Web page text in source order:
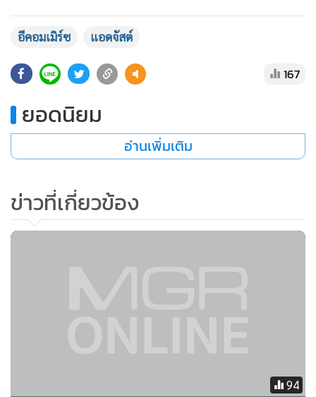
กลุ่มทวีปยุโรป ตะวันออกกลาง และแอฟริกา (15%) ละติน
Tower แสดงให้เห็นว่า Shopee เป็นแอปอีคอมเมิร์ซอันดับต้นๆ
การสำรวจพบพบเซสชันสูงสุดในละตินอเมริกาในปี 2564 ซึ่งก้าว
กระโดดไปถึง 27% เทียบกับการเติบโตทั่วโลก 12% เซสชันเพิ่ม
ตะวันออกกลาง และแอฟริกา
อีคอมเมิร์ซ แอดจัสต์
167
ยอดนิยม
อ่านเพิ่มเติม
ข่าวที่เกี่ยวข้อง
94